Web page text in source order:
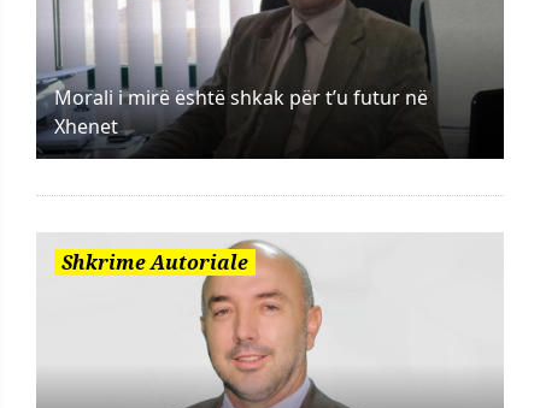
Morali i mirë është shkak për t’u futur në
Xhenet
Shkrime Autoriale